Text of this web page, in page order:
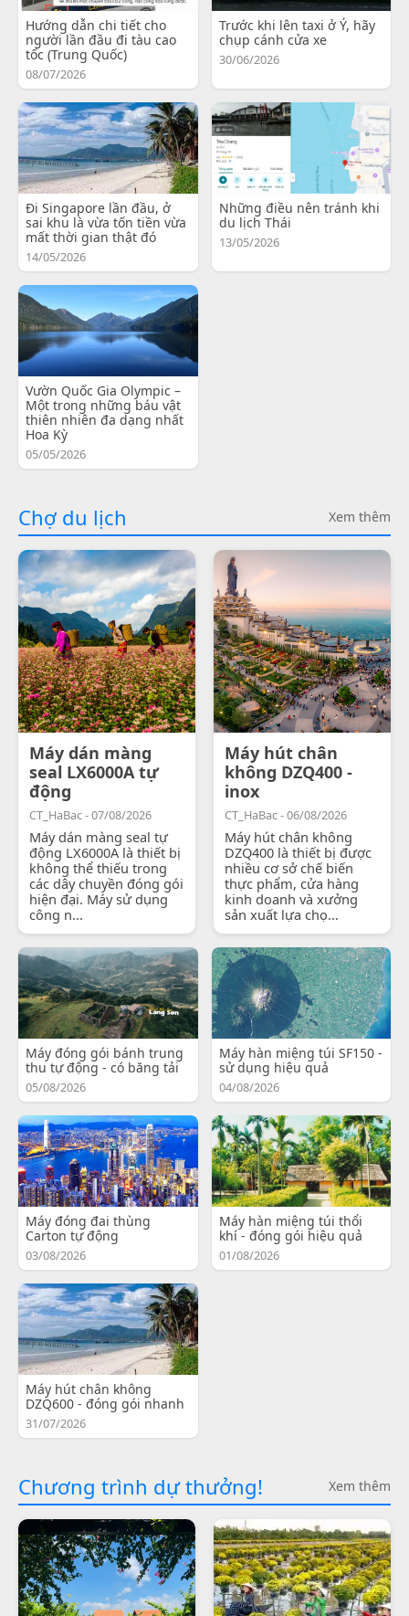
Hướng dẫn chi tiết cho
người lần đầu đi tàu cao
tốc (Trung Quốc)
08/07/2026
Trước khi lên taxi ở Ý, hãy
chụp cánh cửa xe
30/06/2026
Đi Singapore lần đầu, ở
sai khu là vừa tốn tiền vừa
mất thời gian thật đó
14/05/2026
Những điều nên tránh khi
du lịch Thái
13/05/2026
Vườn Quốc Gia Olympic –
Một trong những báu vật
thiên nhiên đa dạng nhất
Hoa Kỳ
05/05/2026
Chợ du lịch Xem thêm
Máy dán màng
seal LX6000A tự
động
CT_HaBac - 07/08/2026
Máy dán màng seal tự
động LX6000A là thiết bị
không thể thiếu trong
các dây chuyền đóng gói
hiện đại. Máy sử dụng
công n...
Máy hút chân
không DZQ400 -
inox
CT_HaBac - 06/08/2026
Máy hút chân không
DZQ400 là thiết bị được
nhiều cơ sở chế biến
thực phẩm, cửa hàng
kinh doanh và xưởng
sản xuất lựa chọ...
Máy đóng gói bánh trung
thu tự động - có băng tải
05/08/2026
Máy hàn miệng túi SF150 -
sử dụng hiệu quả
04/08/2026
Máy đóng đai thùng
Carton tự động
03/08/2026
Máy hàn miệng túi thổi
khí - đóng gói hiệu quả
01/08/2026
Máy hút chân không
DZQ600 - đóng gói nhanh
31/07/2026
Chương trình dự thưởng! Xem thêm